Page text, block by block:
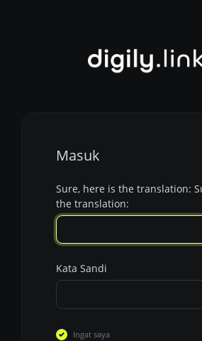
Masuk
Sure, here is the translation:
the translation:
Kata Sandi
Ingat saya